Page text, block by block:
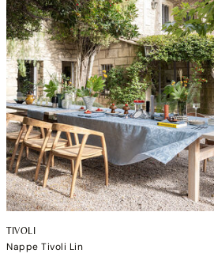
TIVOLI
Nappe Tivoli Lin